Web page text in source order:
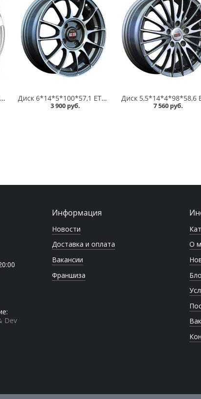
Диск 5,5*14*4*98*58,6 ET35 Alcasta M32 S /серебристый/ в Кургане Диск 6*14*5*100*57,1 ET38 Alcasta M01 GMF в Кургане
3 900 руб. 7 560 руб.
Информация
Новости
Доставка и оплата
Вакансии
Франшиза
О
Dev